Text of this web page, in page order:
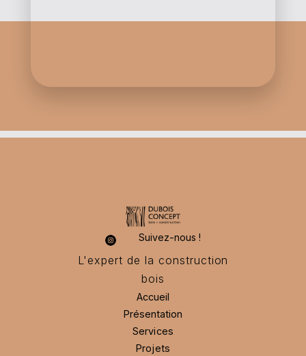
Suivez-nous !
L'expert de la construction
bois
Accueil
Accueil
Présentation
Présentation
Services
Services
Projets